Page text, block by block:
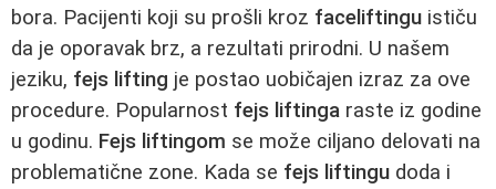
bora. Pacijenti koji su prošli kroz faceliftingu ističu
da je oporavak brz, a rezultati prirodni. U našem
jeziku, fejs lifting je postao uobičajen izraz za ove
procedure. Popularnost fejs liftinga raste iz godine
u godinu. Fejs liftingom se može ciljano delovati na
problematične zone. Kada se fejs liftingu doda i